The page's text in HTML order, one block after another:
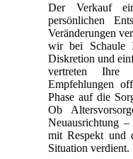
Der Verkauf
persönlichen
Veränderungen
wir bei Schaule
Diskretion und
vertreten Ihre
Empfehlungen
Phase auf die
Ob
Neuausrichtung
mit Respekt und
Situation verdient.